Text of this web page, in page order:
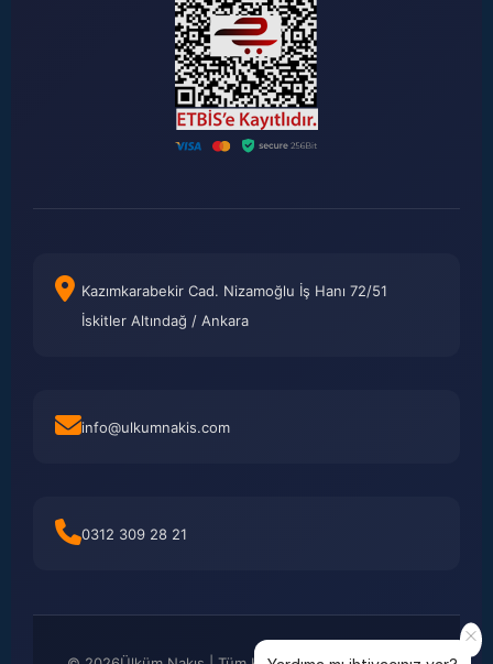
Kazımkarabekir Cad. Nizamoğlu İş Hanı 72/51
İskitler Altındağ / Ankara
info@ulkumnakis.com
0312 309 28 21